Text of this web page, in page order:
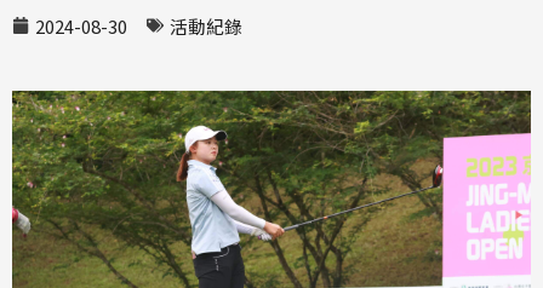
2024-08-30 活動紀錄